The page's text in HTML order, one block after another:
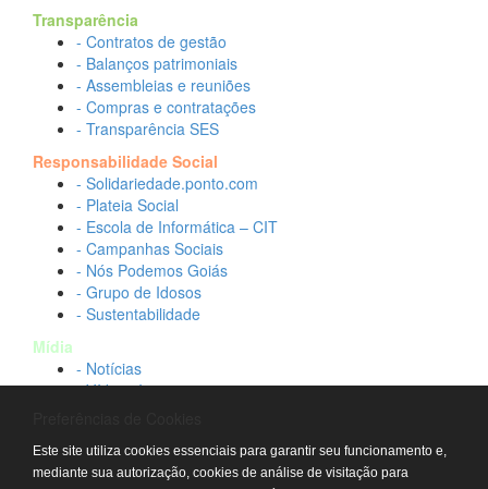
Transparência
- Contratos de gestão
- Balanços patrimoniais
- Assembleias e reuniões
- Compras e contratações
- Transparência SES
Responsabilidade Social
- Solidariedade.ponto.com
- Plateia Social
- Escola de Informática – CIT
- Campanhas Sociais
- Nós Podemos Goiás
- Grupo de Idosos
- Sustentabilidade
Mídia
- Notícias
- Vídeos Institucionais
Contato
- Fale conosco
Este site utiliza cookies essenciais para garantir seu funcionamento e,
mediante sua autorização, cookies de análise de visitação para